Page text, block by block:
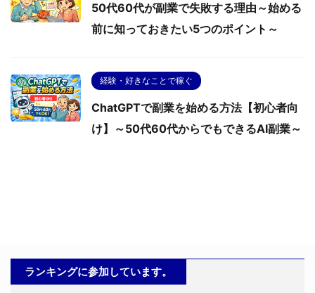
50代60代が副業で失敗する理由～始める
前に知っておきたい5つのポイント～
経験・好きなことで稼ぐ
ChatGPTで副業を始める方法【初心者向
け】～50代60代からでもできるAI副業～
ランキングに参加しています。